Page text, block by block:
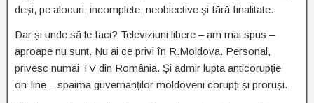
deși, pe alocuri, incomplete, neobiective și fără finalitate.
Dar și unde să le faci? Televiziuni libere – am mai spus –
aproape nu sunt. Nu ai ce privi în R.Moldova. Personal,
privesc numai TV din România. Și admir lupta anticorupție
on-line – spaima guvernanților moldoveni corupți și proruși.